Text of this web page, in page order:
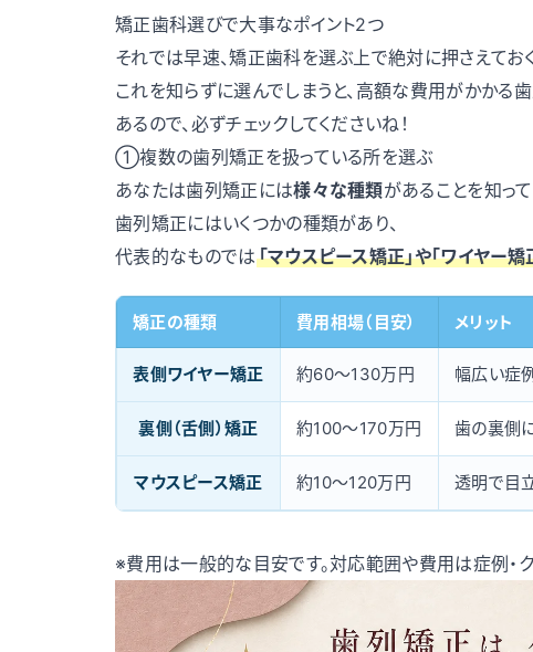
矯正歯科選びで大事なポイント2つ
それでは早速、矯正歯科を選ぶ上で絶対に押さえてお
これを知らずに選んでしまうと、高額な費用がかかる
あるので、必ずチェックしてくださいね！
①複数の歯列矯正を扱っている所を選ぶ
あなたは歯列矯正には様々な種類があることを知っ
歯列矯正にはいくつかの種類があり、
代表的なものでは「マウスピース矯正」や「ワイヤー矯
矯正の種類 費用相場（目安） メリット
表側ワイヤー矯正 約60〜130万円 幅広い症
裏側（舌側）矯正 約100〜170万円 歯の裏側
マウスピース矯正 約10〜120万円 透明で目
※費用は一般的な目安です。対応範囲や費用は症例・ク